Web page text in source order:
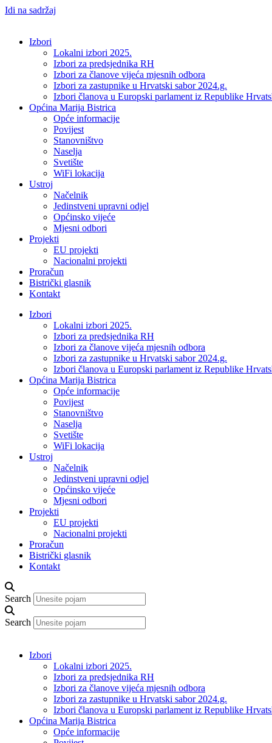
Idi na sadržaj
Izbori
Lokalni izbori 2025.
Izbori za predsjednika RH
Izbori za članove vijeća mjesnih odbora
Izbori za zastupnike u Hrvatski sabor 2024.g.
Izbori članova u Europski parlament iz Republike
Općina Marija Bistrica
Opće informacije
Povijest
Stanovništvo
Naselja
Svetište
WiFi lokacija
Ustroj
Načelnik
Jedinstveni upravni odjel
Općinsko vijeće
Mjesni odbori
Projekti
EU projekti
Nacionalni projekti
Proračun
Bistrički glasnik
Kontakt
Izbori
Lokalni izbori 2025.
Izbori za predsjednika RH
Izbori za članove vijeća mjesnih odbora
Izbori za zastupnike u Hrvatski sabor 2024.g.
Izbori članova u Europski parlament iz Republike
Općina Marija Bistrica
Opće informacije
Povijest
Stanovništvo
Naselja
Svetište
WiFi lokacija
Ustroj
Načelnik
Jedinstveni upravni odjel
Općinsko vijeće
Mjesni odbori
Projekti
EU projekti
Nacionalni projekti
Proračun
Bistrički glasnik
Kontakt
Search
Search
Izbori
Lokalni izbori 2025.
Izbori za predsjednika RH
Izbori za članove vijeća mjesnih odbora
Izbori za zastupnike u Hrvatski sabor 2024.g.
Izbori članova u Europski parlament iz Republike
Općina Marija Bistrica
Opće informacije